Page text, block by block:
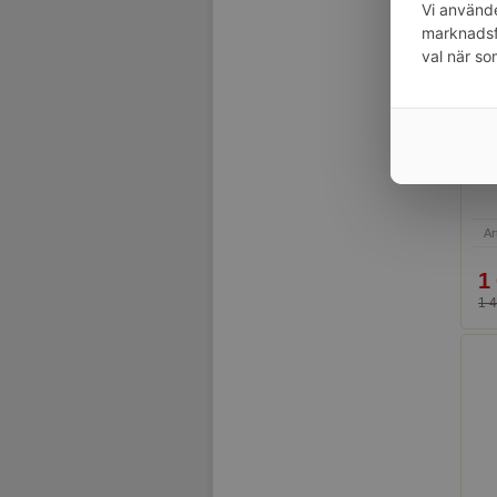
1
1
Vi
val när